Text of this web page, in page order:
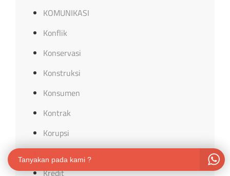
KOMUNIKASI
Konflik
Konservasi
Konstruksi
Konsumen
Kontrak
Korupsi
Kredit
Tanyakan pada kami ?